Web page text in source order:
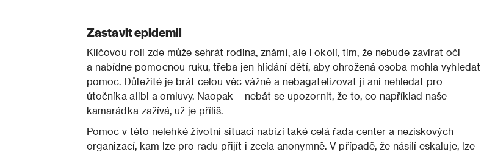
Zastavit epidemii
Klíčovou roli zde může sehrát rodina, známí, ale i okolí, tím, že nebude zavírat oči
a nabídne pomocnou ruku, třeba jen hlídání dětí, aby ohrožená osoba mohla vyhledat
pomoc. Důležité je brát celou věc vážně a nebagatelizovat ji ani nehledat pro
útočníka alibi a omluvy. Naopak – nebát se upozornit, že to, co například naše
kamarádka zažívá, už je příliš.
Pomoc v této nelehké životní situaci nabízí také celá řada center a neziskových
organizací, kam lze pro radu přijít i zcela anonymně. V případě, že násilí eskaluje, lze